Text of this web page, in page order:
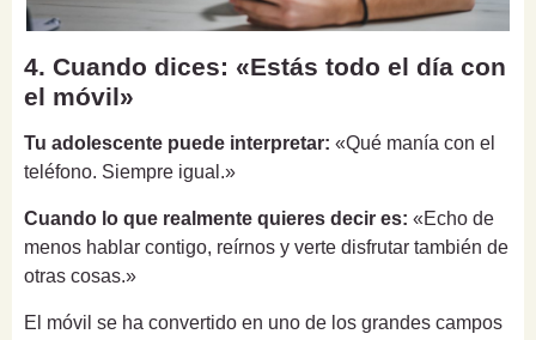
4. Cuando dices: «Estás todo el día con
el móvil»
Tu adolescente puede interpretar: «Qué manía con el
teléfono. Siempre igual.»
Cuando lo que realmente quieres decir es: «Echo de
menos hablar contigo, reírnos y verte disfrutar también de
otras cosas.»
El móvil se ha convertido en uno de los grandes campos